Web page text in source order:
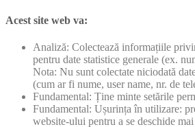
Acest site web va:
Analiză: Colectează informațiile
pentru date statistice generale (ex.
Nota: Nu sunt colectate niciodată
(cum ar fi nume, user name, nr. de
Fundamental: Ține minte setările
Fundamental: Ușurința în utilizare:
website-ului pentru a se deschide